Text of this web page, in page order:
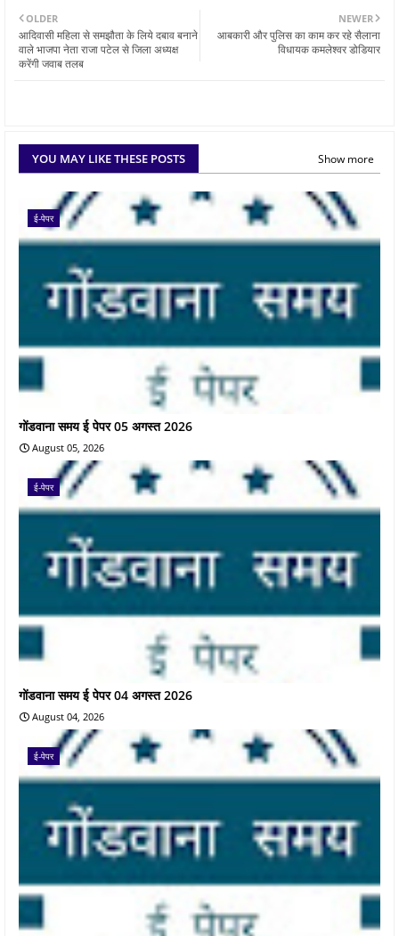
NEWER
आबकारी और पुलिस का काम कर रहे सैलाना
विधायक कमलेश्वर डोडियार
OLDER
आदिवासी महिला से समझौता के लिये दबाव बनाने
वाले भाजपा नेता राजा पटेल से जिला अध्यक्ष
करेंगी जवाब तलब
YOU MAY LIKE THESE POSTS Show more
ई-पेपर
गोंडवाना समय ई पेपर 05 अगस्त 2026
August 05, 2026
ई-पेपर
गोंडवाना समय ई पेपर 04 अगस्त 2026
August 04, 2026
ई-पेपर